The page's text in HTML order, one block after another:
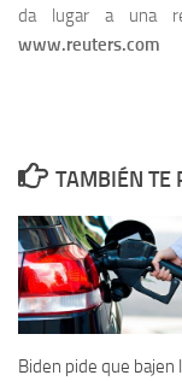
da lugar a una
www.reuters.com
TAMBIÉN TE
Biden pide que bajen